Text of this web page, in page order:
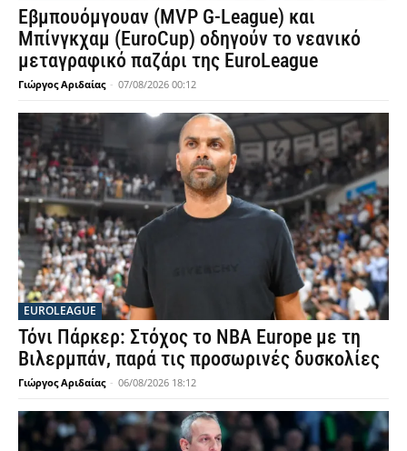
Εβμπουόμγουαν (MVP G-League) και
Μπίνγκχαμ (EuroCup) οδηγούν το νεανικό
μεταγραφικό παζάρι της EuroLeague
Γιώργος Αριδαίας - 07/08/2026 00:12
EUROLEAGUE
Τόνι Πάρκερ: Στόχος το NBA Europe με τη
Βιλερμπάν, παρά τις προσωρινές δυσκολίες
Γιώργος Αριδαίας - 06/08/2026 18:12